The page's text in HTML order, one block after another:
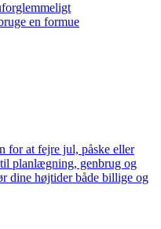
en formue
for at fejre jul, påske eller
planlægning, genbrug og
dine højtider både billige og